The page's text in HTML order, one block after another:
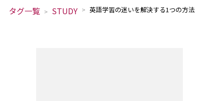
タグ一覧 STUDY 英語学習の迷いを解決する1つの方法